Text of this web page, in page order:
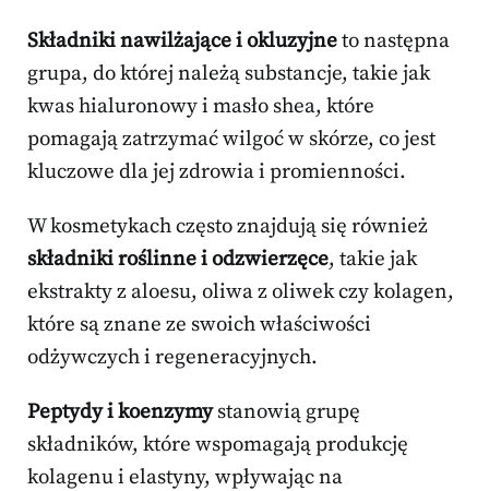
Składniki nawilżające i okluzyjneto następna
grupa, do której należą substancje, takie jak
kwas hialuronowy i masło shea, które
pomagają zatrzymać wilgoć w skórze, co jest
kluczowe dla jej zdrowia i promienności.
W kosmetykach często znajdują się również
składniki roślinne i odzwierzęce, takie jak
ekstrakty z aloesu, oliwa z oliwek czy kolagen,
które są znane ze swoich właściwości
odżywczych i regeneracyjnych.
Peptydy i koenzymystanowią grupę
składników, które wspomagają produkcję
kolagenu i elastyny, wpływając na